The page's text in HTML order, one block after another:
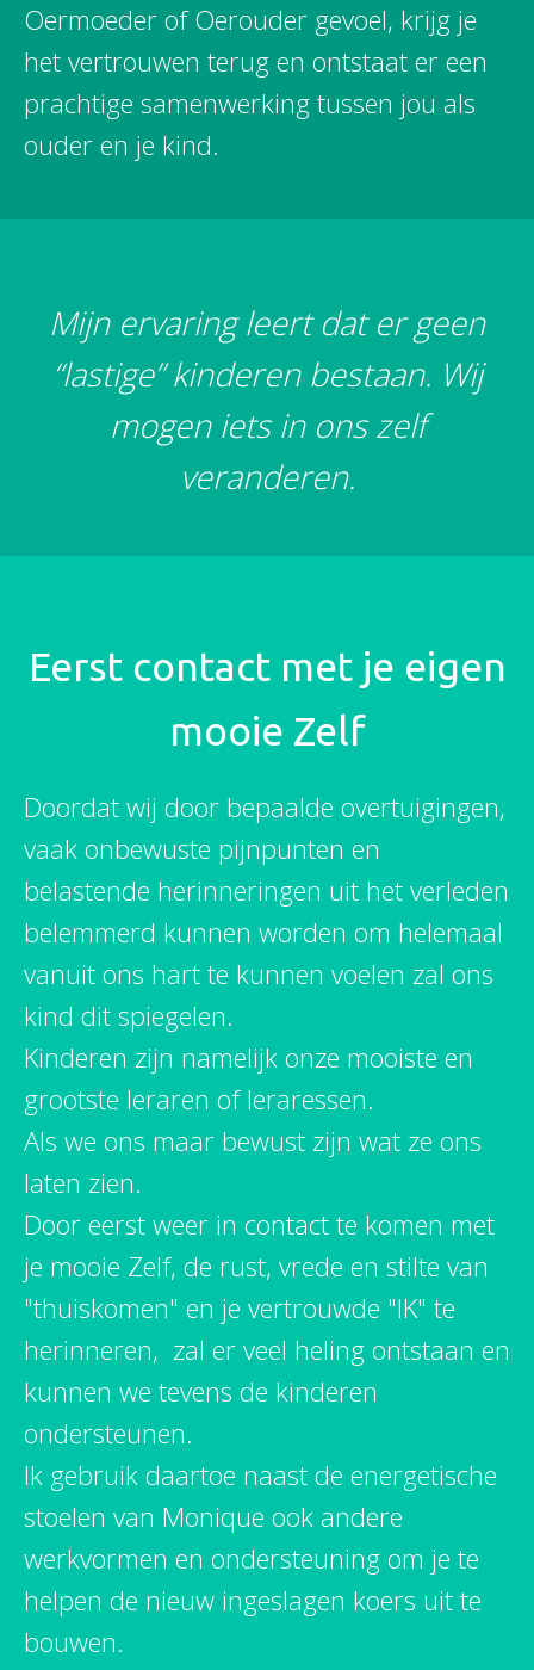
Oermoeder of Oerouder gevoel, krijg je
het vertrouwen terug en ontstaat er een
prachtige samenwerking tussen jou als
ouder en je kind.
Mijn ervaring leert dat er geen
“lastige” kinderen bestaan. Wij
mogen iets in ons zelf
veranderen.
Eerst contact met je eigen
mooie Zelf
Doordat wij door bepaalde overtuigingen,
vaak onbewuste pijnpunten en
belastende herinneringen uit het verleden
belemmerd kunnen worden om helemaal
vanuit ons hart te kunnen voelen zal ons
kind dit spiegelen.
Kinderen zijn namelijk onze mooiste en
grootste leraren of leraressen.
Als we ons maar bewust zijn wat ze ons
laten zien.
Door eerst weer in contact te komen met
je mooie Zelf, de rust, vrede en stilte van
"thuiskomen" en je vertrouwde "IK" te
herinneren, zal er veel heling ontstaan en
kunnen we tevens de kinderen
ondersteunen.
Ik gebruik daartoe naast de energetische
stoelen van Monique ook andere
werkvormen en ondersteuning om je te
helpen de nieuw ingeslagen koers uit te
bouwen.